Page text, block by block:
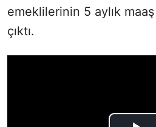
emeklilerinin 5 aylık
çıktı.